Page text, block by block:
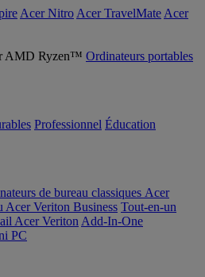
Acer Nitro Acer TravelMate Acer
Ordinateurs portables
Professionnel Éducation
de bureau classiques Acer
Acer Veriton Business Tout-en-un
Acer Veriton Add-In-One
PC